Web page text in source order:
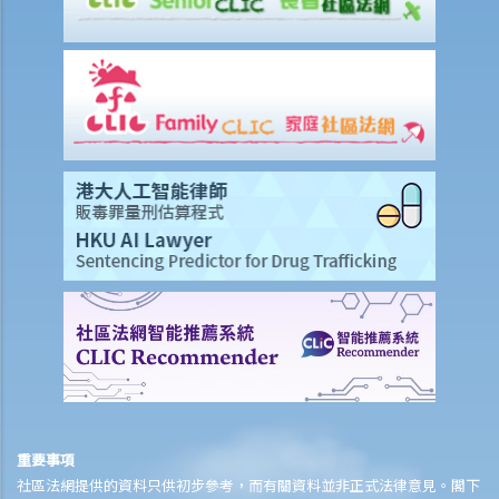
重要事項
社區法網提供的資料只供初步參考，而有關資料並非正式法律意見。閣下